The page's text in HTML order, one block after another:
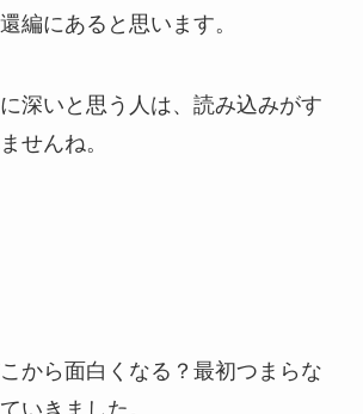
編にあると思います。
深いと思う人は、読み込みがす
せんね。
から面白くなる？最初つまらな
いきました。